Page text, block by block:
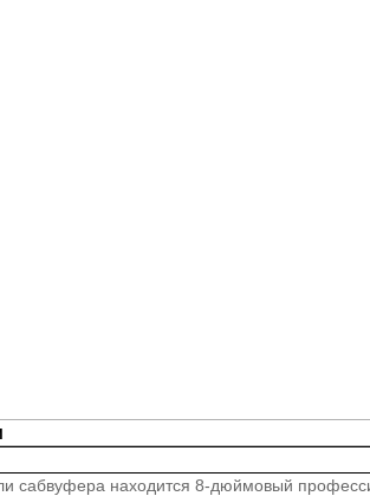
сабвуфера находится 8-дюймовый